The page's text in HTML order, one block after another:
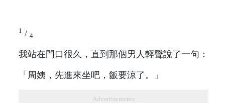
1 / 4
我站在門口很久，直到那個男人輕聲說了一句：
「周姨，先進來坐吧，飯要涼了。」
Advertisements